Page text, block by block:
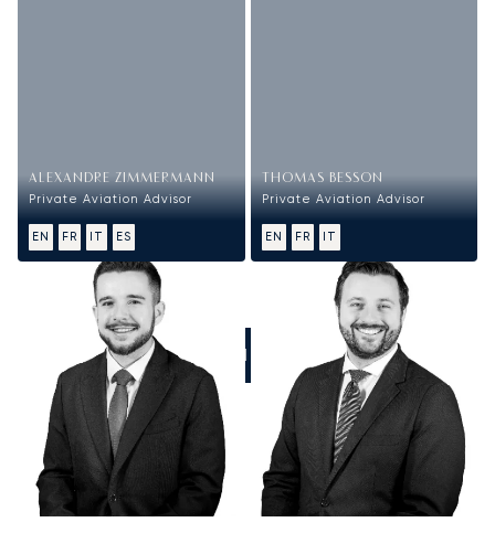
ALEXANDRE ZIMMERMANN
Private Aviation Advisor
EN FR IT ES
THOMAS BESSON
Private Aviation Advisor
EN FR IT
CHIAMATECI